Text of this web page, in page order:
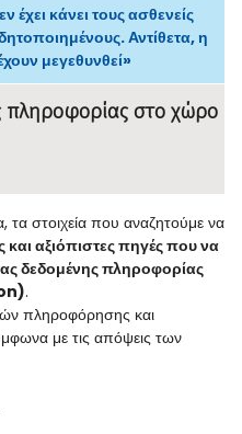
έχει κάνει τους ασθενείς
Αντίθετα, η
μεγεθυνθεί»
πληροφορίας στο χώρο
τα στοιχεία που αναζητούμε να
αξιόπιστες πηγές που να
δεδομένης πληροφορίας
.
πληροφόρησης και
με τις απόψεις των